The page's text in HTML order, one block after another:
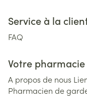
Service à la
FAQ
Votre pharmacie
A propos de nous
Pharmacien de